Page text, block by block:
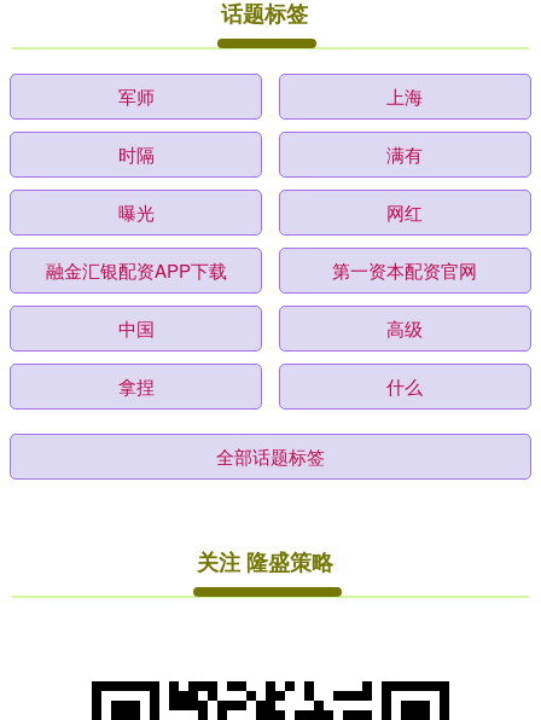
话题标签
军师 上海
时隔 满有
曝光 网红
融金汇银配资APP下载 第一资本配资官网
中国 高级
拿捏 什么
全部话题标签
关注 隆盛策略